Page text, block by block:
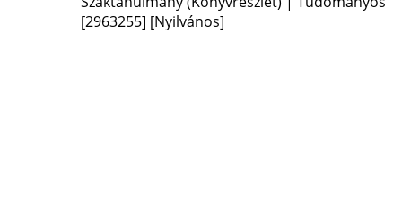
[2963255] [Nyilvános]